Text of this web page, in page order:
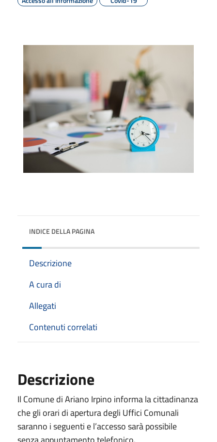
INDICE DELLA PAGINA
Descrizione
A cura di
Allegati
Contenuti correlati
Descrizione
Il Comune di Ariano Irpino informa la cittadinanza
che gli orari di apertura degli Uffici Comunali
saranno i seguenti e l’accesso sarà possibile